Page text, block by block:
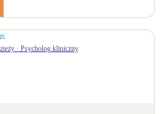
przede wszystkim: • psychoterapię
nerwicowe i lękowe, • problematykę relacji
terapią uzależnień. Ukończyłem
Szkoły Wyższej we Wrocławiu —
rodzinna), a w 2009 r. magisterskie
czteroletnie szkolenie z psychoterapii
Centrum Psychodynamicznym, a w styczniu
psychodynamicznego. Od
uczestniczę w konferencjach
· Psycholog kliniczny